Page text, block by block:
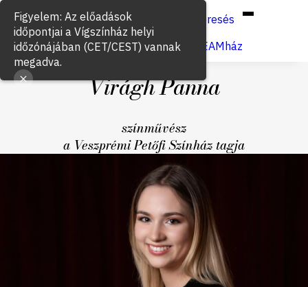
Keresés
Jegyvásárlás
VígSTREAMház
Virágh Panna
színművész
a Veszprémi Petőfi Színház tagja